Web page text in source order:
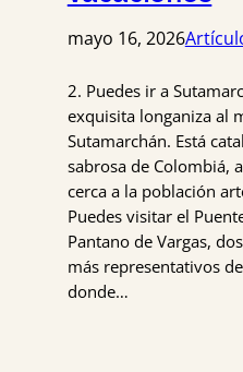
mayo 16, 2026
2. Puedes ir a
exquisita longaniza al
Sutamarchán. Está
sabrosa de Colombiá,
cerca a la población
Puedes visitar el
Pantano de Vargas,
más representativos
donde…